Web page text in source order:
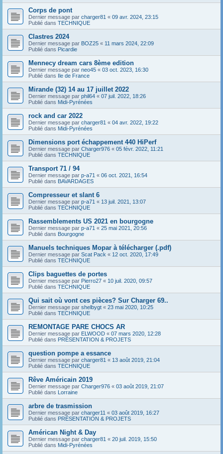
Corps de pont
Dernier message par charger81 « 09 avr. 2024, 23:15
Publié dans TECHNIQUE
Clastres 2024
Dernier message par BOZ25 « 11 mars 2024, 22:09
Publié dans Picardie
Mennecy dream cars 8ème edition
Dernier message par neo45 « 03 oct. 2023, 16:30
Publié dans Ile de France
Mirande (32) 14 au 17 juillet 2022
Dernier message par phil64 « 07 juil. 2022, 18:26
Publié dans Midi-Pyrénées
rock and car 2022
Dernier message par charger81 « 04 avr. 2022, 19:22
Publié dans Midi-Pyrénées
Dimensions port échappement 440 HiPerf
Dernier message par Charger976 « 05 févr. 2022, 11:21
Publié dans TECHNIQUE
Transport 71 / 94
Dernier message par p-a71 « 06 oct. 2021, 16:54
Publié dans BAVARDAGES
Compresseur et slant 6
Dernier message par p-a71 « 13 juil. 2021, 13:07
Publié dans TECHNIQUE
Rassemblements US 2021 en bourgogne
Dernier message par p-a71 « 25 mai 2021, 20:56
Publié dans Bourgogne
Manuels techniques Mopar à télécharger (.pdf)
Dernier message par Scat Pack « 12 oct. 2020, 17:49
Publié dans TECHNIQUE
Clips baguettes de portes
Dernier message par Pierro27 « 10 juil. 2020, 09:57
Publié dans TECHNIQUE
Qui sait où vont ces pièces? Sur Charger 69..
Dernier message par shelbygt « 23 mai 2020, 10:25
Publié dans TECHNIQUE
REMONTAGE PARE CHOCS AR
Dernier message par ELWOOD « 07 mars 2020, 12:28
Publié dans PRÉSENTATION & PROJETS
question pompe a essance
Dernier message par charger81 « 13 août 2019, 21:04
Publié dans TECHNIQUE
Rêve Américain 2019
Dernier message par Charger976 « 03 août 2019, 21:07
Publié dans Lorraine
arbre de trasmission
Dernier message par charger11 « 03 août 2019, 16:27
Publié dans PRÉSENTATION & PROJETS
Américan Night & Day
Dernier message par charger81 « 20 juil. 2019, 15:50
Publié dans Midi-Pyrénées